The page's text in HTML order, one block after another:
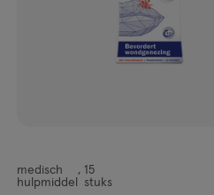
medisch
medisch
hulpmiddel
15
stuks